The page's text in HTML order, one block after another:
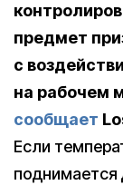
предмет
с
на рабочем
сообщает
Если
поднимается